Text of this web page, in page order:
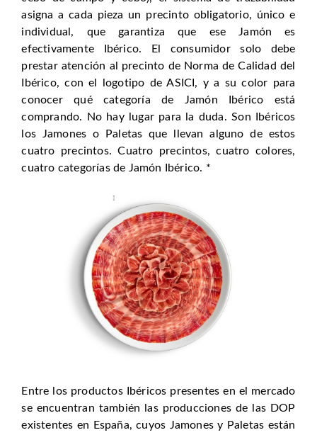
asigna a cada pieza un precinto obligatorio, único e
individual, que garantiza que ese Jamón es
efectivamente Ibérico. El consumidor solo debe
prestar atención al precinto de Norma de Calidad del
Ibérico, con el logotipo de ASICI, y a su color para
conocer qué categoría de Jamón Ibérico está
comprando. No hay lugar para la duda. Son Ibéricos
los Jamones o Paletas que llevan alguno de estos
cuatro precintos. Cuatro precintos, cuatro colores,
cuatro categorías de Jamón Ibérico. *
Entre los productos Ibéricos presentes en el mercado
se encuentran también las producciones de las DOP
existentes en España, cuyos Jamones y Paletas están